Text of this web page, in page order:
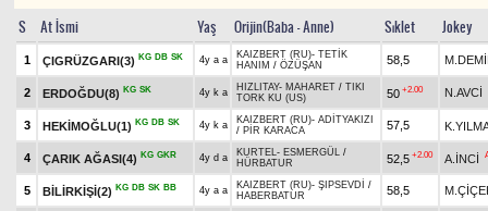
S At İsmi Yaş Orijin(Baba - Anne) Sıklet Jokey
1 ÇIGRÜZGARI(3) KG DB SK 4y a a KAIZBERT (RU)- TETİK
HANIM / ÖZÜŞAN 58,5
2 ERDOĞDU(8) KG SK 4y k a HIZLITAY- MAHARET / TIKI
TORK KU (US)
50 +2.00 N.AVCİ
3 HEKİMOĞLU(1) KG DB SK 4y k a KAIZBERT (RU)- ADİTYAKIZI
/ PİR KARACA 57,5
4 ÇARIK AĞASI(4) KG GKR 4y d a KURTEL- ESMERGÜL /
HÜRBATUR
52,5 +2.00 A.İNCİ
5 BİLİRKİŞİ(2) KG DB SK BB 4y a a KAIZBERT (RU)- ŞIPSEVDİ
/
HABERBATUR
58,5